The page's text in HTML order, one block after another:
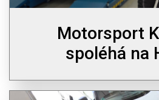
Motorsport
spoléhá na